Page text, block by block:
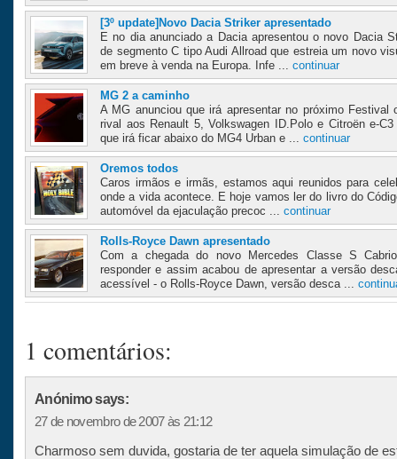
[3º update]Novo Dacia Striker apresentado
E no dia anunciado a Dacia apresentou o novo Dacia
de segmento C tipo Audi Allroad que estreia um novo
em breve à venda na Europa. Infe ... continuar
MG 2 a caminho
A MG anunciou que irá apresentar no próximo Festival
rival aos Renault 5, Volkswagen ID.Polo e Citroën e-
que irá ficar abaixo do MG4 Urban e ... continuar
Oremos todos
Caros irmãos e irmãs, estamos aqui reunidos para
onde a vida acontece. E hoje vamos ler do livro do
automóvel da ejaculação precoc ... continuar
Rolls-Royce Dawn apresentado
Com a chegada do novo Mercedes Classe S
responder e assim acabou de apresentar a versão
acessível - o Rolls-Royce Dawn, versão desca ...
1 comentários:
Anónimo says:
27 de novembro de 2007 às 21:12
Charmoso sem duvida, gostaria de ter aquela simulação de